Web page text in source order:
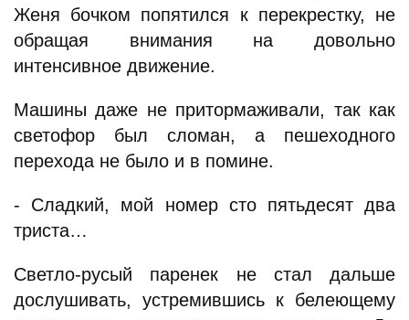
Женя бочком попятился к перекрестку, не
обращая внимания на довольно
интенсивное движение.
Машины даже не притормаживали, так как
светофор был сломан, а пешеходного
перехода не было и в помине.
- Сладкий, мой номер сто пятьдесят два
триста…
Светло-русый паренек не стал дальше
дослушивать, устремившись к белеющему